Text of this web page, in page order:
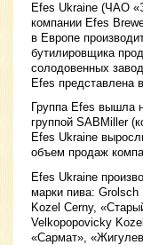
Efes Ukraine (ЧАО
компании Efes
в Европе
бутилировщика
солодовенных
Efes представлена
Группа Efes вышла
группой SABMiller
Efes Ukraine
объем продаж
Efes Ukraine
марки пива:
Kozel Cerny,
Velkopopovicky
«Сармат»,